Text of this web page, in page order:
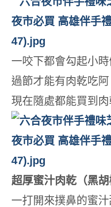
一咬下都會勾起小
過節才能有肉乾吃阿
現在隨處都能買到
超厚蜜汁肉乾（黑胡
一打開來撲鼻的蜜